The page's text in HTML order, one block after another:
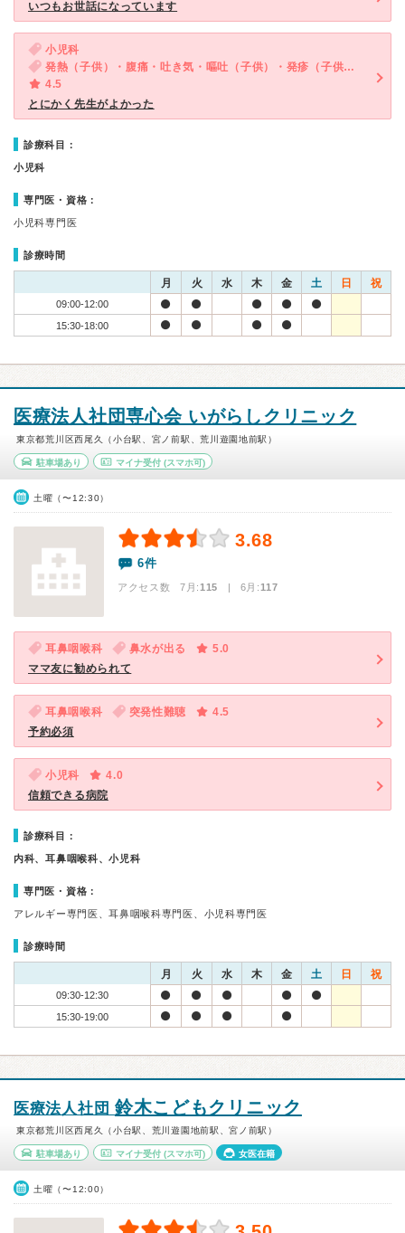
いつもお世話になっています
小児科
発熱（子供）・腹痛・吐き気・嘔吐（子供）・発疹（子供）・下痢（子供）
4.5
とにかく先生がよかった
診療科目：
小児科
専門医・資格：
小児科専門医
診療時間
月 火 水 木 金 土 日 祝
09:00-12:00
15:30-18:00
医療法人社団専心会 いがらしクリニック
東京都荒川区西尾久（小台駅、宮ノ前駅、荒川遊園地前駅）
駐車場あり マイナ受付(スマホ可)
土曜（〜12:30）
3.68
6件
アクセス数 7月:115 | 6月:117
耳鼻咽喉科 鼻水が出る
5.0
ママ友に勧められて
耳鼻咽喉科 突発性難聴
4.5
予約必須
小児科
4.0
信頼できる病院
診療科目：
内科、耳鼻咽喉科、小児科
専門医・資格：
アレルギー専門医、耳鼻咽喉科専門医、小児科専門医
診療時間
月 火 水 木 金 土 日 祝
09:30-12:30
15:30-19:00
医療法人社団 鈴木こどもクリニック
東京都荒川区西尾久（小台駅、荒川遊園地前駅、宮ノ前駅）
駐車場あり マイナ受付(スマホ可) 女医在籍
土曜（〜12:00）